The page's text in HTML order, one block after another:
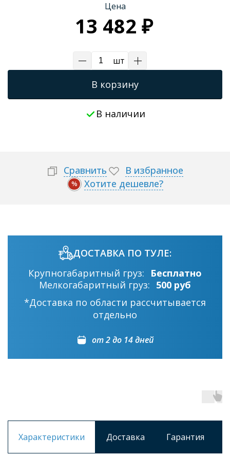
Цена
13 482 ₽
шт
В корзину
В наличии
Сравнить В избранное
% Хотите дешевле?
ДОСТАВКА ПО ТУЛЕ:
Крупногабаритный груз:
Бесплатно
Мелкогабаритный груз: 500 руб
*Доставка по области рассчитывается
отдельно
от 2 до 14 дней
Характеристики Доставка Гарантия